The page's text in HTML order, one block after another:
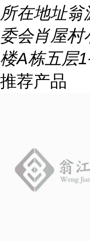
所在地址翁
委会肖屋村
楼A栋五层
推荐产品